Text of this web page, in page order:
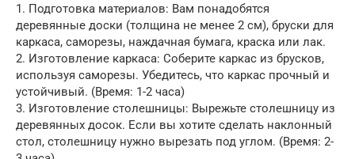
1. Подготовка материалов: Вам понадобятся
деревянные доски (толщина не менее 2 см), бруски для
каркаса, саморезы, наждачная бумага, краска или лак.
2. Изготовление каркаса: Соберите каркас из брусков,
используя саморезы. Убедитесь, что каркас прочный и
устойчивый. (Время: 1-2 часа)
3. Изготовление столешницы: Вырежьте столешницу из
деревянных досок. Если вы хотите сделать наклонный
стол, столешницу нужно вырезать под углом. (Время: 2-